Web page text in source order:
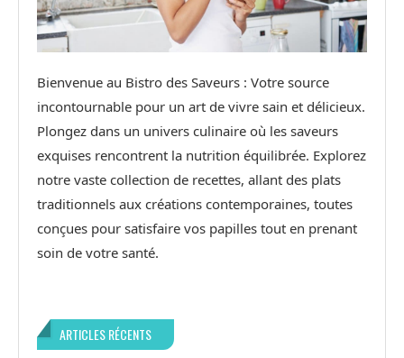
Bienvenue au Bistro des Saveurs : Votre source
incontournable pour un art de vivre sain et délicieux.
Plongez dans un univers culinaire où les saveurs
exquises rencontrent la nutrition équilibrée. Explorez
notre vaste collection de recettes, allant des plats
traditionnels aux créations contemporaines, toutes
conçues pour satisfaire vos papilles tout en prenant
soin de votre santé.
ARTICLES RÉCENTS